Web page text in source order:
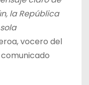
la República
vocero del